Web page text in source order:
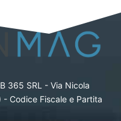
365 SRL - Via Nicola
- Codice Fiscale e Partita